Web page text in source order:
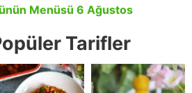
Menüsü 6 Ağustos
Tarifler